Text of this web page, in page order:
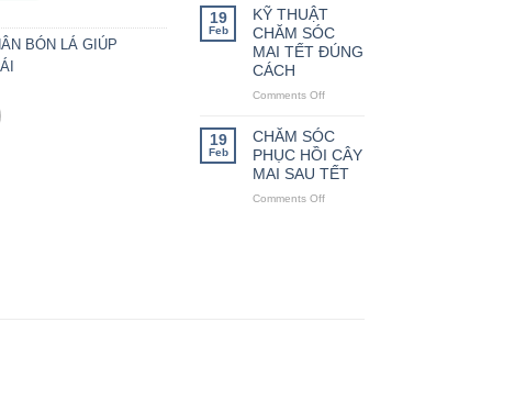
BÓN LÁ GIÚP
TRỒNG
ĐƠN
GIẢN
KHẮC
PHỤC
BỆNH
VÀNG
BƯỞI
19
Feb
KỸ THUẬT
CHĂM SÓC
MAI TẾT ĐÚNG
CÁCH
Comments Off
THUẬT
CHĂM
SÓC
MAI
19
Feb
CHĂM SÓC
PHỤC HỒI CÂY
MAI SAU TẾT
Comments Off